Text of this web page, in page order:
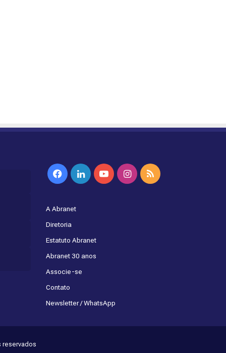
FacebookLinkedinYouTubeInstagram
RSS
A Abranet
Diretoria
Estatuto Abranet
Abranet 30 anos
Associe-se
Contato
Newsletter / WhatsApp